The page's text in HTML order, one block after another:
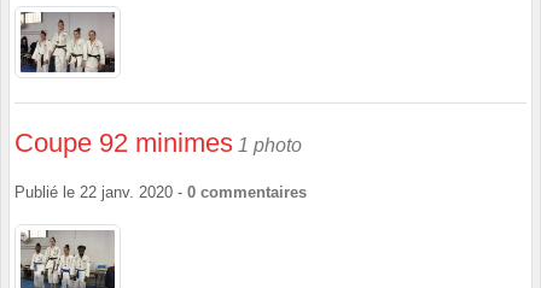
Coupe 92 minimes 1 photo
Publié le 22 janv. 2020 - 0 commentaires